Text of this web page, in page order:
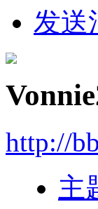
发送
http://
主